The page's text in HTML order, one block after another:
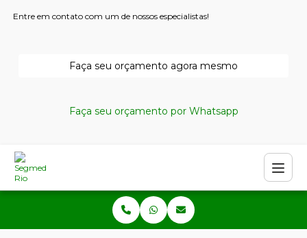
Entre em contato com um de nossos especialistas!
Faça seu orçamento agora mesmo
Faça seu orçamento por Whatsapp